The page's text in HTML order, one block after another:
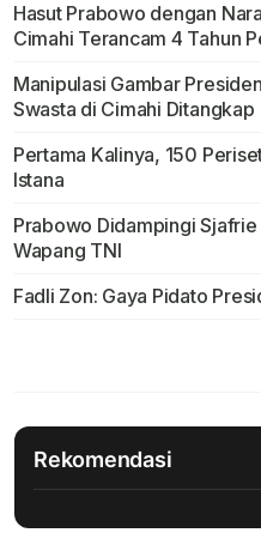
Hasut Prabowo dengan
Cimahi Terancam 4 Tahun
Manipulasi Gambar
Swasta di Cimahi Ditangkap
Pertama Kalinya, 150
Istana
Prabowo Didampingi
Wapang TNI
Fadli Zon: Gaya Pidato
Rekomendasi